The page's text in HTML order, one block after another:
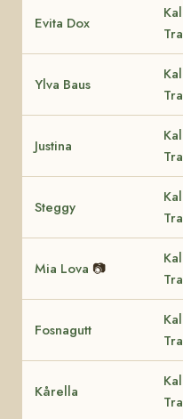
Evita Dox
Ylva Baus
Justina
Steggy
Mia Lova 📷
Fosnagutt
Kårella